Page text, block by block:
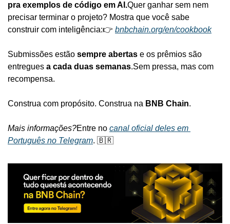
pra exemplos de código em AI.Quer ganhar sem nem
precisar terminar o projeto? Mostra que você sabe
construir com inteligência:👉 bnbchain.org/en/cookbook
Submissões estão sempre abertas e os prêmios são
entregues a cada duas semanas.Sem pressa, mas com
recompensa.
Construa com propósito. Construa na BNB Chain.
Mais informações?Entre no canal oficial deles em
Português no Telegram. 🇧🇷